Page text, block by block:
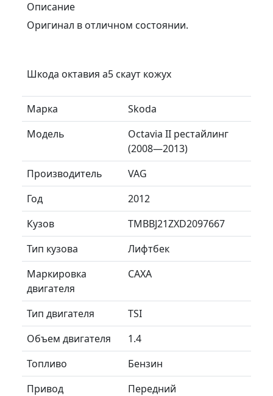
Описание
Оригинал в отличном состоянии.
Шкода октавия а5 скаут кожух
Марка
Skoda
Модель
Octavia II рестайлинг
(2008—2013)
Производитель
VAG
Год
2012
Кузов
TMBBJ21ZXD2097667
Тип кузова
Лифтбек
Маркировка
двигателя
CAXA
Тип двигателя
TSI
Объем двигателя
1.4
Топливо
Бензин
Привод
Передний